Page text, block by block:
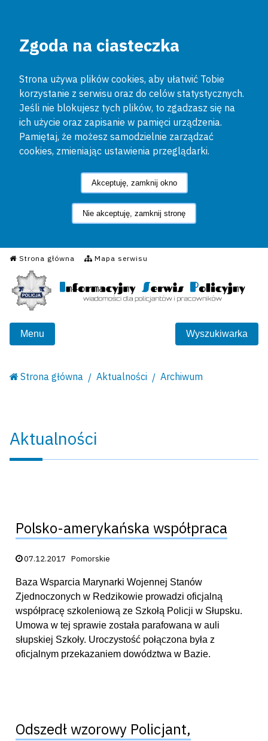
Zgoda na ciasteczka
Strona używa plików cookies, aby ułatwić Tobie
korzystanie z serwisu oraz do celów statystycznych.
Jeśli nie blokujesz tych plików, to zgadzasz się na
ich użycie oraz zapisanie w pamięci urządzenia.
Pamiętaj, że możesz samodzielnie zarządzać
cookies, zmieniając ustawienia przeglądarki.
Akceptuję, zamknij okno
Nie akceptuję, zamknij stronę
Strona główna Mapa serwisu
Informacyjny Serwis
Menu Wyszukiwarka
Strona główna Aktualności Archiwum
Aktualności
Polsko-amerykańska współpraca
Data publikacji:
07.12.2017 Pomorskie
Baza Wsparcia Marynarki Wojennej Stanów
Zjednoczonych w Redzikowie prowadzi oficjalną
współpracę szkoleniową ze Szkołą Policji w Słupsku.
Umowa w tej sprawie została parafowana w auli
słupskiej Szkoły. Uroczystość połączona była z
oficjalnym przekazaniem dowództwa w Bazie.
Odszedł wzorowy Policjant,